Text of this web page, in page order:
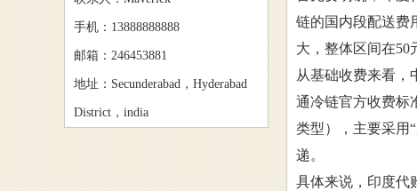
手机：13888888888
邮箱：246453881
地址：Secunderabad，Hyderabad
District，india
链的国内段配送费
大，整体区间在50
从基础收费来看，
通冷链官方收费标
类型），主要采用
递。
具体来说，印度代